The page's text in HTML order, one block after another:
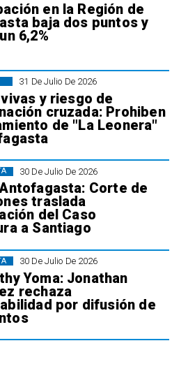
en la Región de
baja dos puntos y
6,2%
31 De Julio De 2026
y riesgo de
cruzada: Prohiben
de "La Leonera"
30 De Julio De 2026
Corte de
traslada
del Caso
a Santiago
30 De Julio De 2026
Yoma: Jonathan
rechaza
por difusión de